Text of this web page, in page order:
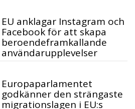
EU anklagar Instagram och
Facebook för att skapa
beroendeframkallande
användarupplevelser
Europaparlamentet
godkänner den strängaste
migrationslagen i EU:s